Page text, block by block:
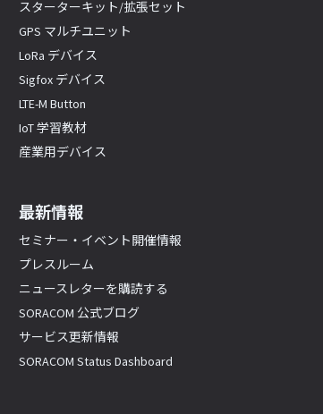
スターターキット/拡張セット
GPS マルチユニット
LoRa デバイス
Sigfox デバイス
LTE-M Button
IoT 学習教材
産業用デバイス
最新情報
セミナー・イベント開催情報
プレスルーム
ニュースレターを購読する
SORACOM 公式ブログ
サービス更新情報
SORACOM Status Dashboard